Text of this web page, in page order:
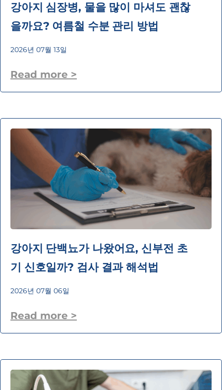
강아지 심장병, 물을 많이 마셔도 괜찮
을까요? 여름철 수분 관리 방법
2026년 07월 13일
Read more >
강아지 단백뇨가 나왔어요, 신부전 초
기 신호일까? 검사 결과 해석법
2026년 07월 06일
Read more >